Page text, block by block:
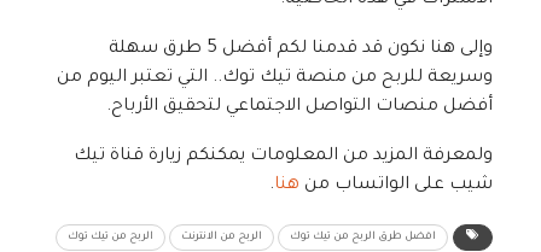
وإلى هنا نكون قد قدمنا لكم أفضل 5 طرق سهلة
وسريعة للربح من منصة تيك توك.. التي تعتبر اليوم من
أفضل منصات التواصل الاجتماعي لتحقيق الأرباح.
ولمعرفة المزيد من المعلومات يمكنكم زيارة قناة تيك
شيب على الواتساب من هنا.
افضل طرق الربح من تيك توك الربح من الانترنت الربح من تيك توك